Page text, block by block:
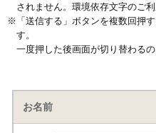
されません。環境依存文字のご
「送信する」ボタンを複数回押
す。
一度押した後画面が切り替わるの
お名前